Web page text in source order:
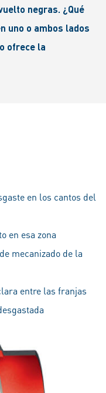
negras. ¿Qué
uno o ambos lados
ofrece la
en los cantos del
en esa zona
mecanizado de la
entre las franjas